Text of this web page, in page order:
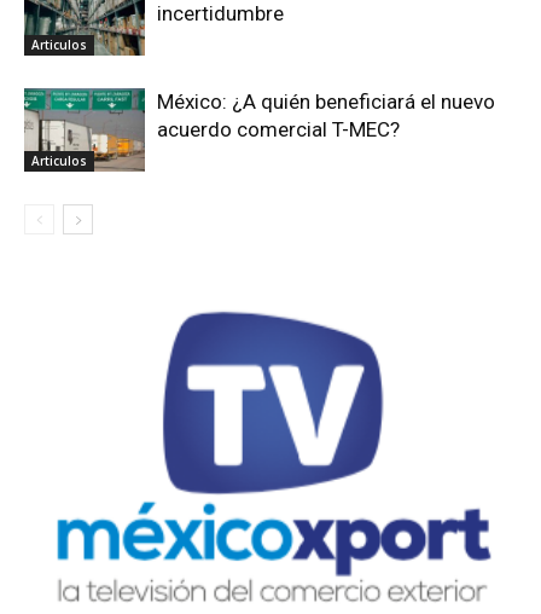
Articulos
incertidumbre
Articulos
México: ¿A quién beneficiará el nuevo
acuerdo comercial T-MEC?